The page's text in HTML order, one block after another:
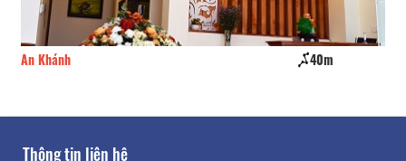
An Khánh 40m
Thông tin liên hệ